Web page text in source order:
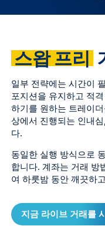
스왑 프리
일부 전략에는 시간이
포지션을 유지하고 적
하기를 원하는 트레이
상에서 진행되는 인내
다.
동일한 실행 방식으로
합니다. 계좌는 거래 방
여 하룻밤 동안 깨끗하
지금 라이브 거래를